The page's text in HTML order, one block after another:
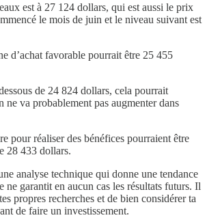
est à 27 124 dollars, qui est aussi le prix
le mois de juin et le niveau suivant est
d’achat favorable pourrait être 25 455
de 24 824 dollars, cela pourrait
va probablement pas augmenter dans
pour réaliser des bénéfices pourraient être
28 433 dollars.
analyse technique qui donne une tendance
ne garantit en aucun cas les résultats futurs. Il
propres recherches et de bien considérer ta
de faire un investissement.